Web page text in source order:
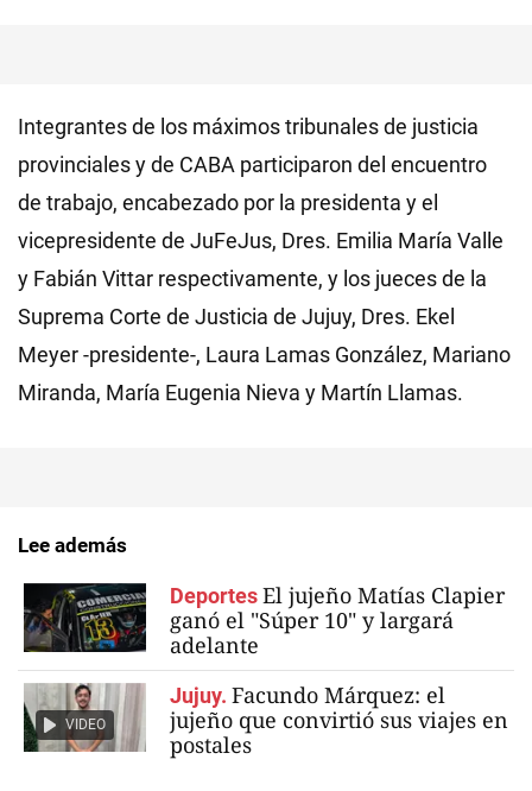
Integrantes de los máximos tribunales de justicia
provinciales y de CABA participaron del encuentro
de trabajo, encabezado por la presidenta y el
vicepresidente de JuFeJus, Dres. Emilia María Valle
y Fabián Vittar respectivamente, y los jueces de la
Suprema Corte de Justicia de Jujuy, Dres. Ekel
Meyer -presidente-, Laura Lamas González, Mariano
Miranda, María Eugenia Nieva y Martín Llamas.
Lee además
DeportesEl jujeño Matías Clapier
ganó el "Súper 10" y largará
adelante
VIDEO
Jujuy. Facundo Márquez: el
jujeño que convirtió sus viajes en
postales